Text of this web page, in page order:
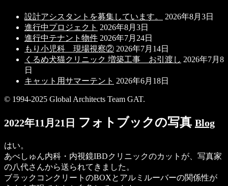
設計アシスタントを募集しています。
2026年8月3日
進行中プロジェクト 2026年8月3日
進行中テナント物件 2026年7月24日
もり小児科 現場視察② 2026年7月14日
くるめ犬猫クリニック 増築工事 お引渡し 2026年7月8
日
キャット用サマーテント 2026年6月18日
© 1994-2025 Global Architects Team GAT.
2022年11月21日 フォトブックの写真 Blog
はい。
あべしゅん内科・内視鏡IBDクリニックのカットが、写真家
の八代さんから送られてきました。
ブラックコンクリートのBOXとアルミルーバーの関係性が